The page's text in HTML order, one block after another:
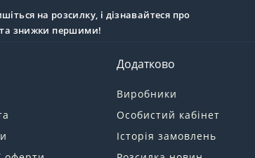
на розсилку, і дізнавайтеся про
та знижки першими!
Додатково
Виробники
Особистий кабінет
Історія замовлень